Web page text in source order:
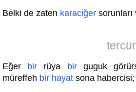
Belki de zaten karaciğer sorunları
Eğer bir rüya birguguk
müreffeh bir hayat sona habercisi;